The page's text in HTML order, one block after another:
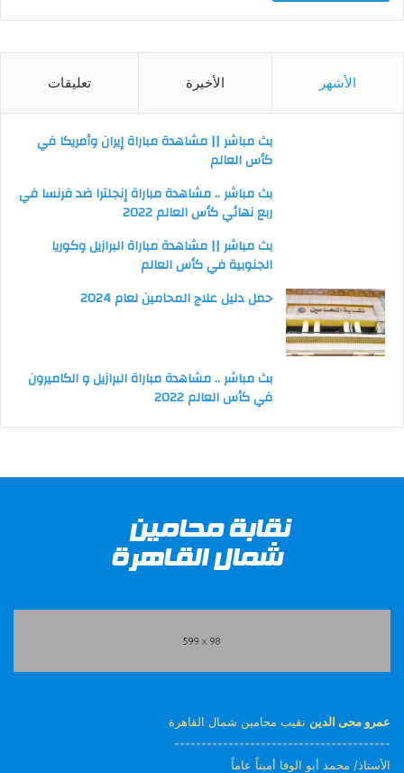
الأشهر الأخيرة تعليقات
بث مباشر || مشاهدة مباراة إيران وأمريكا في
كأس العالم
بث مباشر .. مشاهدة مباراة إنجلترا ضد فرنسا في
ربع نهائي كأس العالم 2022
بث مباشر || مشاهدة مباراة البرازيل وكوريا
الجنوبية في كأس العالم
حمل دليل علاج المحامين لعام 2024
بث مباشر .. مشاهدة مباراة البرازيل و الكاميرون
في كأس العالم 2022
عمرو محى الدين نقيب محامين شمال القاهرة
----------------------------------------
الأستاذ/ محمد أبو الوفا أميناً عاماً